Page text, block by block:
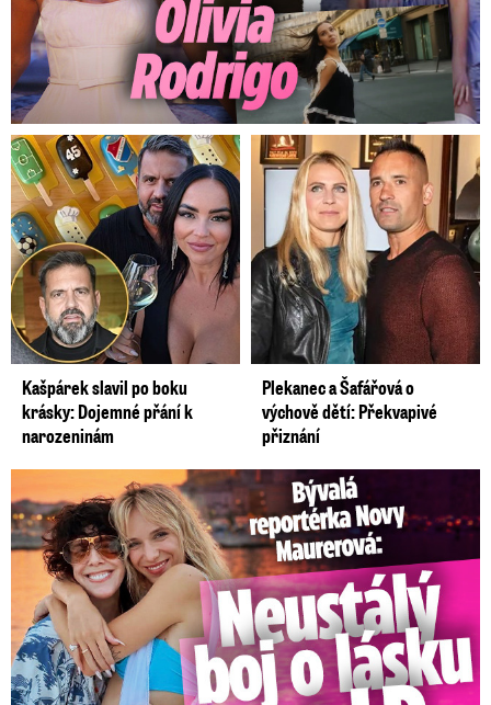
Kašpárek slavil po boku
krásky: Dojemné přání k
narozeninám
Plekanec a Šafářová o
výchově dětí: Překvapivé
přiznání
Bývalá reportérka Novy Maurerová: Neustálý boj o lásku s ...